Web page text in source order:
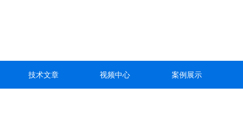
技术文章 视频中心 案例展示